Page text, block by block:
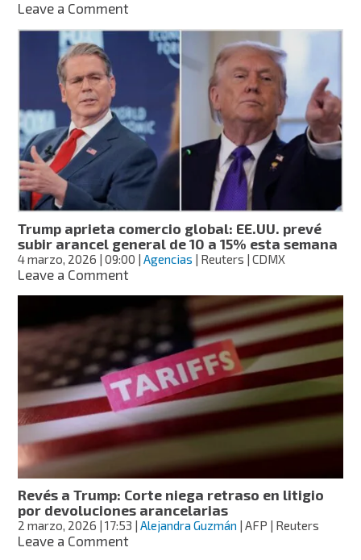
Leave a Commenton
México
desatan
tensión:
China
advierte
posibles
contramedidas
económicas
Trump aprieta comercio global: EE.UU. prevé
subir arancel general de 10 a 15% esta semana
4 marzo, 2026 | 09:00 |Agencias | Reuters | CDMX
Leave a Commenton
aprieta
global:
EE.UU.
prevé
subir
arancel
general
de
10
a
15%
esta
semana
Revés a Trump: Corte niega retraso en litigio
por devoluciones arancelarias
2 marzo, 2026 | 17:53 |Alejandra Guzmán | AFP | Reuters
Leave a Commenton